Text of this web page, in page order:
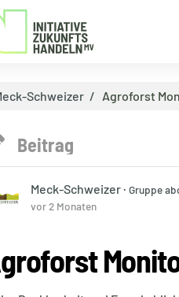
Schweizer Agroforst
Beitrag
Meck-Schweizer· Gruppe
vor 2 Monaten